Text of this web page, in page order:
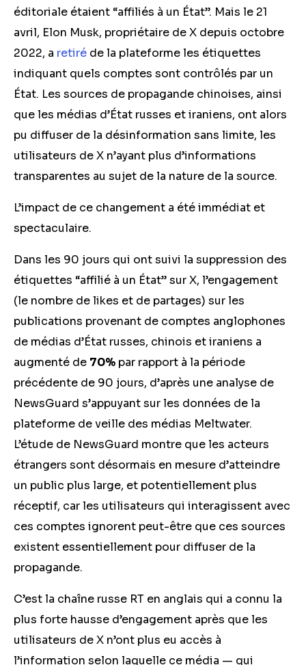
éditoriale étaient “affiliés à un État”. Mais le 21
avril, Elon Musk, propriétaire de X depuis octobre
2022, a retiré de la plateforme les étiquettes
indiquant quels comptes sont contrôlés par un
État. Les sources de propagande chinoises, ainsi
que les médias d’État russes et iraniens, ont alors
pu diffuser de la désinformation sans limite, les
utilisateurs de X n’ayant plus d’informations
transparentes au sujet de la nature de la source.
L’impact de ce changement a été immédiat et
spectaculaire.
Dans les 90 jours qui ont suivi la suppression des
étiquettes “affilié à un État” sur X, l’engagement
(le nombre de likes et de partages) sur les
publications provenant de comptes anglophones
de médias d’État russes, chinois et iraniens a
augmenté de 70% par rapport à la période
précédente de 90 jours, d’après une analyse de
NewsGuard s’appuyant sur les données de la
plateforme de veille des médias Meltwater.
L’étude de NewsGuard montre que les acteurs
étrangers sont désormais en mesure d’atteindre
un public plus large, et potentiellement plus
réceptif, car les utilisateurs qui interagissent avec
ces comptes ignorent peut-être que ces sources
existent essentiellement pour diffuser de la
propagande.
C’est la chaîne russe RT en anglais qui a connu la
plus forte hausse d’engagement après que les
utilisateurs de X n’ont plus eu accès à
l’information selon laquelle ce média — qui